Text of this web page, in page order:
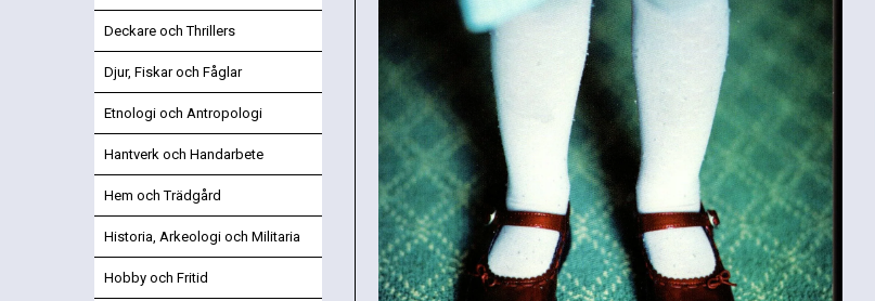
Deckare och Thrillers
Djur, Fiskar och Fåglar
Etnologi och Antropologi
Hantverk och Handarbete
Hem och Trädgård
Historia, Arkeologi och Militaria
Hobby och Fritid